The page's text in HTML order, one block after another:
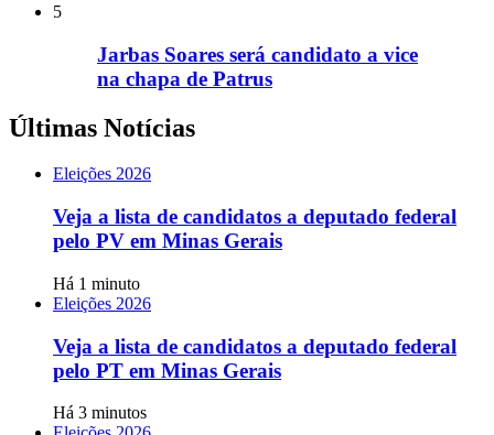
5
Jarbas Soares será candidato a vice
na chapa de Patrus
Últimas Notícias
Eleições 2026
Veja a lista de candidatos a deputado federal
pelo PV em Minas Gerais
Há 1 minuto
Eleições 2026
Veja a lista de candidatos a deputado federal
pelo PT em Minas Gerais
Há 3 minutos